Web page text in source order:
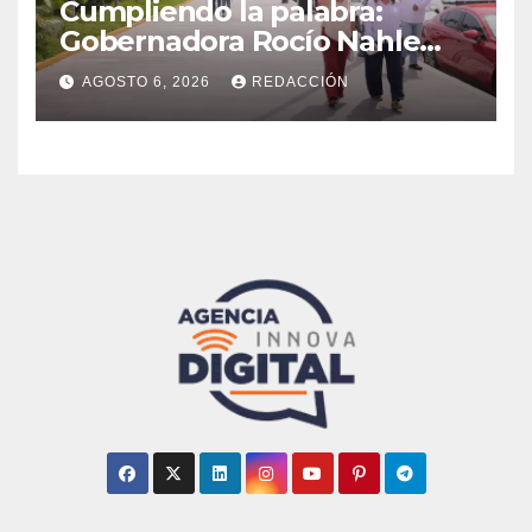
Cumpliendo la palabra:
Gobernadora Rocío Nahle
impulsa la gran rehabilitación
del Centro Histórico de
Veracruz
AGOSTO 6, 2026 REDACCIÓN